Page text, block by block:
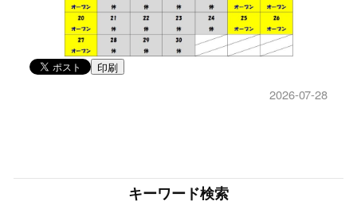
印刷
2026-07-28
キーワード検索